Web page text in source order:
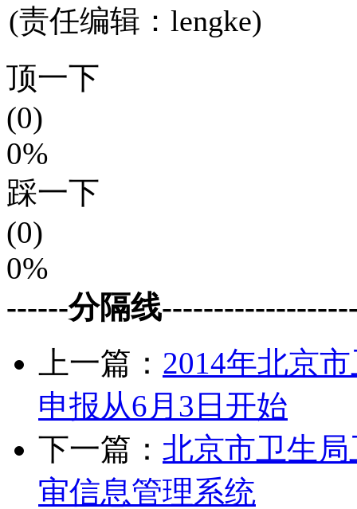
(责任编辑：lengke)
顶一下
(0)
0%
踩一下
(0)
0%
------分隔线
上一篇： 2014年北京
申报从6月3日开始
下一篇： 北京市卫生
审信息管理系统